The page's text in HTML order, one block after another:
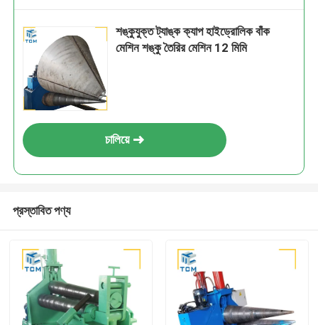
শঙ্কুযুক্ত ট্যাঙ্ক ক্যাপ হাইড্রোলিক বাঁক
মেশিন শঙ্কু তৈরির মেশিন 12 মিমি
চালিয়ে
প্রস্তাবিত পণ্য